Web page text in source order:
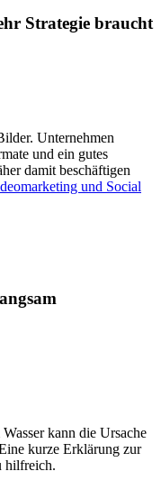
Strategie braucht
Unternehmen
und ein gutes
damit beschäftigen
und Social
kann die Ursache
kurze Erklärung zur
hilfreich.